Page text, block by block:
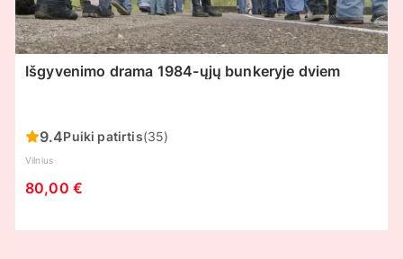
Išgyvenimo drama 1984-ųjų bunkeryje dviem
9.4Puiki patirtis(35)
Vilnius
80,00 €